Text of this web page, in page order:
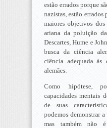
estão errados porque
nazistas, estão
maiores objetivos
ariana da poluição
Descartes, Hume e
busca da ciência
ciência adequada às
alemães.
Como hipótese,
capacidades mentais
de suas
podemos demonstrar
mas também não